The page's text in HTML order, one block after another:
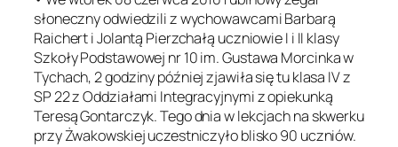
słoneczny odwiedzili z wychowawcami Barbarą
Raichert i Jolantą Pierzchałą uczniowie I i II klasy
Szkoły Podstawowej nr 10 im. Gustawa Morcinka w
Tychach, 2 godziny później zjawiła się tu klasa IV z
SP 22 z Oddziałami Integracyjnymi z opiekunką
Teresą Gontarczyk. Tego dnia w lekcjach na skwerku
przy Żwakowskiej uczestniczyło blisko 90 uczniów.